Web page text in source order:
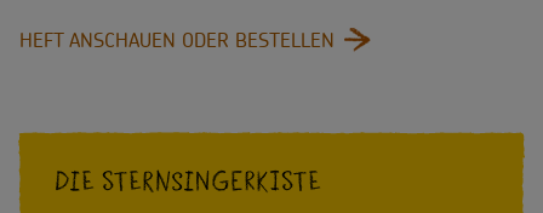
HEFT ANSCHAUEN ODER BESTELLEN
Die Sternsingerkiste